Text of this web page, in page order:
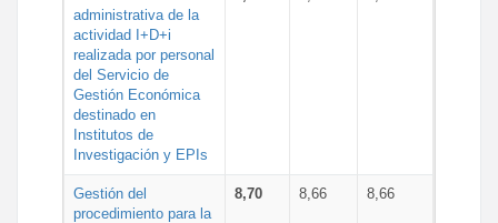
administrativa de la
actividad I+D+i
realizada por personal
del Servicio de
Gestión Económica
destinado en
Institutos de
Investigación y EPIs
Gestión del
procedimiento para la
8,70 8,66 8,66